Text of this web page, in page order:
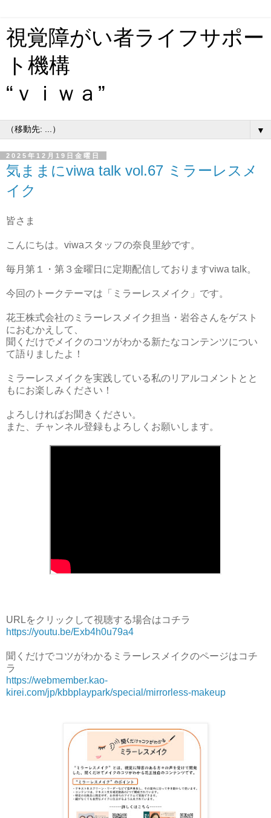
視覚障がい者ライフサポー
ト機構
“ｖｉｗａ”
▼
2025年12月19日金曜日
気ままにviwa talk vol.67 ミラーレスメ
イク
皆さま
こんにちは。viwaスタッフの奈良里紗です。
毎月第１・第３金曜日に定期配信しておりますviwa talk。
今回のトークテーマは「ミラーレスメイク」です。
花王株式会社のミラーレスメイク担当・岩谷さんをゲスト
におむかえして、
聞くだけでメイクのコツがわかる新たなコンテンツについ
て語りましたよ！
ミラーレスメイクを実践している私のリアルコメントとと
もにお楽しみください！
よろしければお聞きください。
また、チャンネル登録もよろしくお願いします。
URLをクリックして視聴する場合はコチラ
https://youtu.be/Exb4h0u79a4
聞くだけでコツがわかるミラーレスメイクのページはコチ
ラ
https://webmember.kao-
kirei.com/jp/kbbplaypark/special/mirrorless-makeup